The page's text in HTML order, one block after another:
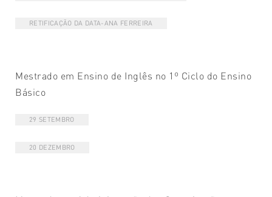
RETIFICAÇÃO DA DATA-ANA FERREIRA
Mestrado em Ensino de Inglês no 1º Ciclo do Ensino
Básico
29 SETEMBRO
20 DEZEMBRO